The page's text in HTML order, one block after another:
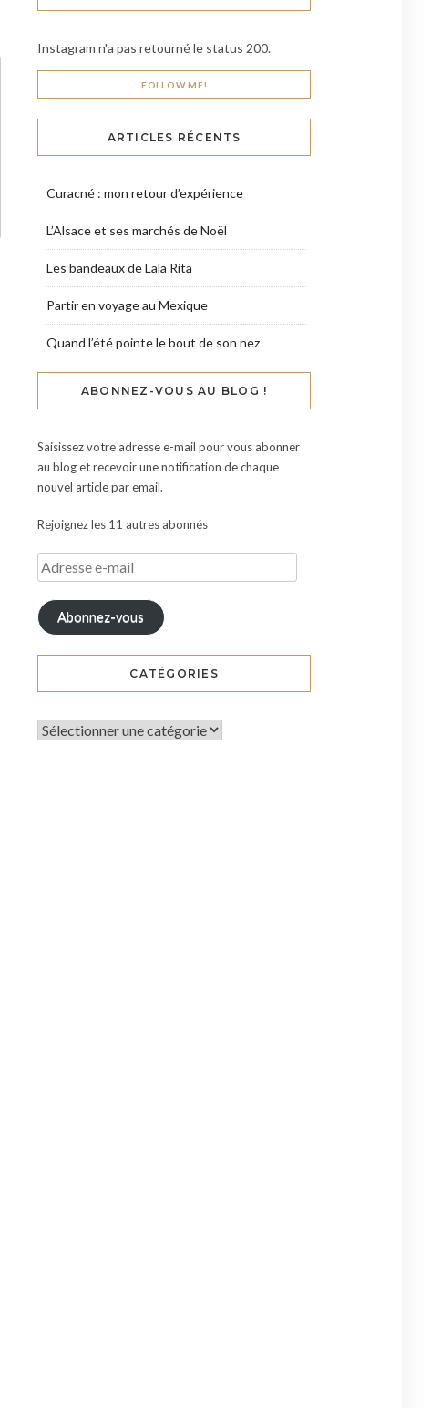
Instagram n'a pas retourné le status 200.
FOLLOW ME!
ARTICLES RÉCENTS
Curacné : mon retour d’expérience
L’Alsace et ses marchés de Noël
Les bandeaux de Lala Rita
Partir en voyage au Mexique
Quand l’été pointe le bout de son nez
ABONNEZ-VOUS AU BLOG !
Saisissez votre adresse e-mail pour vous abonner
au blog et recevoir une notification de chaque
nouvel article par email.
Rejoignez les 11 autres abonnés
Abonnez-vous
CATÉGORIES